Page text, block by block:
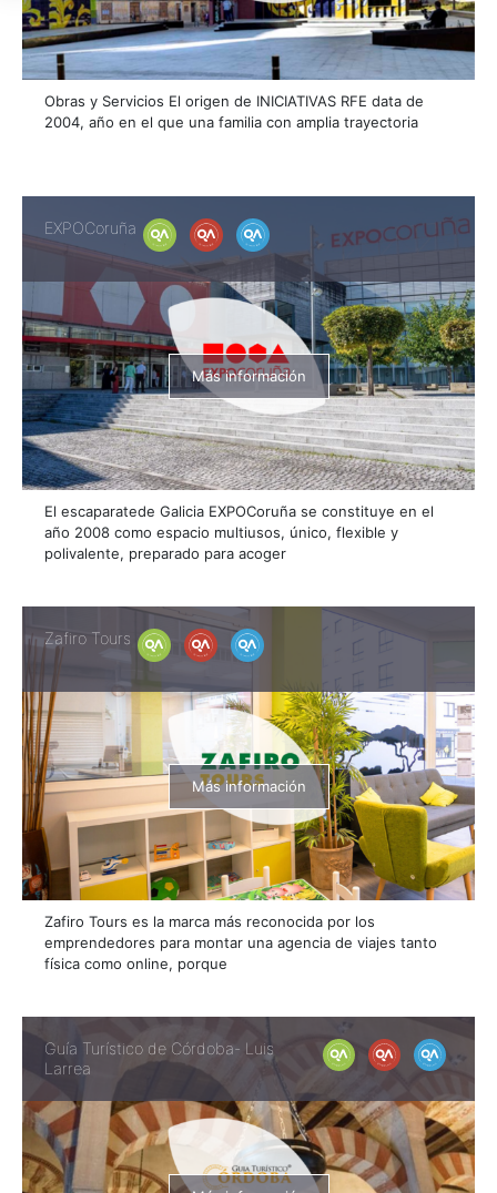
Obras y Servicios El origen de INICIATIVAS RFE data de
2004, año en el que una familia con amplia trayectoria
EXPOCoruña
Más información
El escaparatede Galicia EXPOCoruña se constituye en el
año 2008 como espacio multiusos, único, flexible y
polivalente, preparado para acoger
Zafiro Tours
Más información
Zafiro Tours es la marca más reconocida por los
emprendedores para montar una agencia de viajes tanto
física como online, porque
Guía Turístico de Córdoba- Luis
Larrea